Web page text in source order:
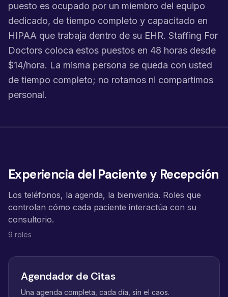
puesto es ocupado por un miembro del equipo
dedicado, de tiempo completo y capacitado en
HIPAA que trabaja dentro de su EHR. Staffing For
Doctors coloca estos puestos en 48 horas desde
$14/hora. La misma persona se queda con usted
de tiempo completo; no rotamos ni compartimos
personal.
Experiencia del Paciente y Recepción
Los teléfonos, la agenda, la bienvenida. Roles que
controlan cómo cada paciente interactúa con su
consultorio.
9 roles
Agendador de Citas
Una agenda completa, cada día, sin el caos.